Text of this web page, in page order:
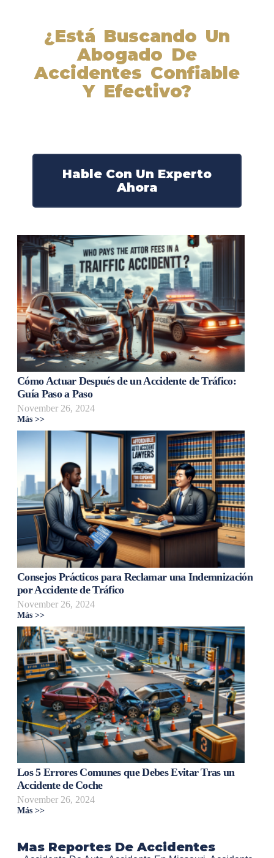
¿Está Buscando Un
Abogado De
Accidentes Confiable
Y Efectivo?
Hable Con Un Experto
Ahora
Cómo Actuar Después de un Accidente de Tráfico:
Guía Paso a Paso
November 26, 2024
Más >>
Consejos Prácticos para Reclamar una Indemnización
por Accidente de Tráfico
November 26, 2024
Más >>
Los 5 Errores Comunes que Debes Evitar Tras un
Accidente de Coche
November 26, 2024
Más >>
Mas Reportes De Accidentes